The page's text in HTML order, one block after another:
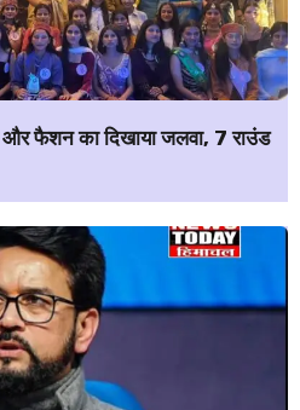
फैशन का दिखाया जलवा, 7 राउंड